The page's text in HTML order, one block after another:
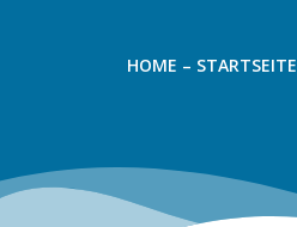
HOME – STARTSEITE